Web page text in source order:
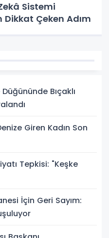
Sistemi
Çeken Adım
Bıçaklı
Giren Kadın Son
Tepkisi: "Keşke
İçin Geri Sayım: